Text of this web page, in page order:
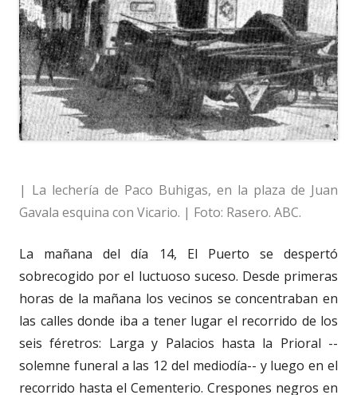
| La lechería de Paco Buhigas, en la plaza de Juan
Gavala esquina con Vicario. | Foto: Rasero. ABC.
La mañana del día 14, El Puerto se despertó
sobrecogido por el luctuoso suceso. Desde primeras
horas de la mañana los vecinos se concentraban en
las calles donde iba a tener lugar el recorrido de los
seis féretros: Larga y Palacios hasta la Prioral --
solemne funeral a las 12 del mediodía-- y luego en el
recorrido hasta el Cementerio. Crespones negros en